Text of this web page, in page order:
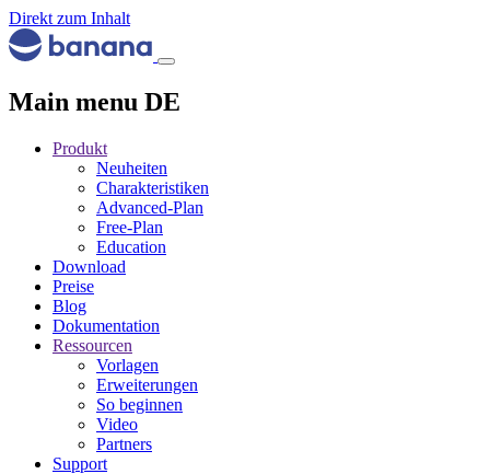
Direkt zum Inhalt
Main menu DE
Produkt
Neuheiten
Charakteristiken
Advanced-Plan
Free-Plan
Education
Download
Preise
Blog
Dokumentation
Ressourcen
Vorlagen
Erweiterungen
So beginnen
Video
Partners
Support